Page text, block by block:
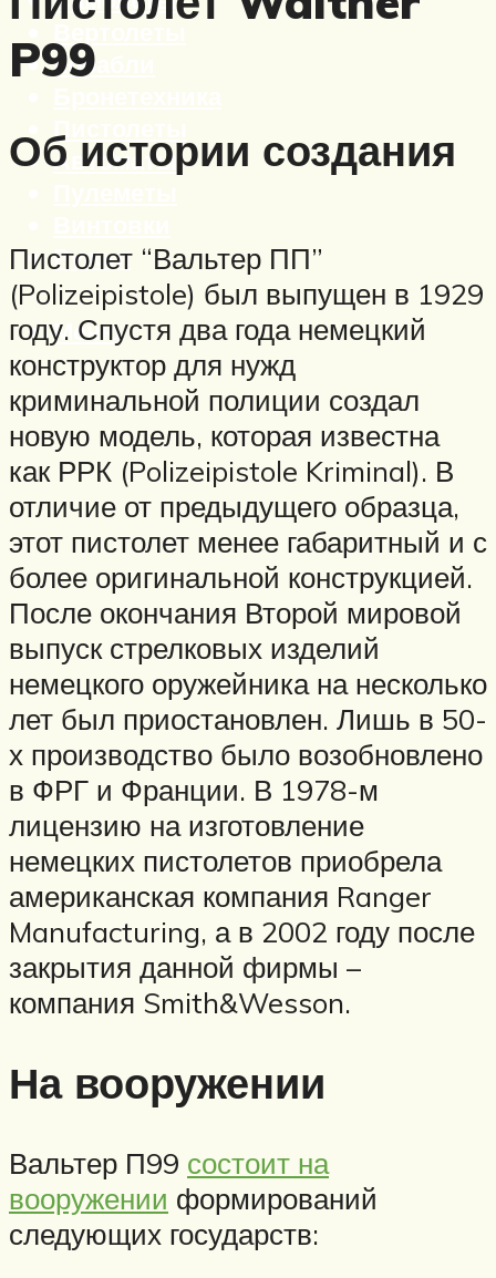
Корабли
Пистолеты
Автоматы
Ружья
Меню
P99
Об истории создания
Пистолет “Вальтер ПП”
(Polizeipistole) был выпущен в 1929
году. Спустя два года немецкий
конструктор для нужд
криминальной полиции создал
новую модель, которая известна
как РРК (Polizeipistole Kriminal). В
отличие от предыдущего образца,
этот пистолет менее габаритный и с
более оригинальной конструкцией.
После окончания Второй мировой
выпуск стрелковых изделий
немецкого оружейника на несколько
лет был приостановлен. Лишь в 50-
х производство было возобновлено
в ФРГ и Франции. В 1978-м
лицензию на изготовление
немецких пистолетов приобрела
американская компания Ranger
Manufacturing, а в 2002 году после
закрытия данной фирмы –
компания Smith&Wesson.
На вооружении
Вальтер П99 состоит на
вооружении формирований
следующих государств: